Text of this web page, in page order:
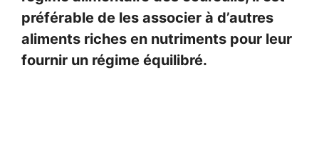
préférable de les associer à d’autres
aliments riches en nutriments pour leur
fournir un régime équilibré.